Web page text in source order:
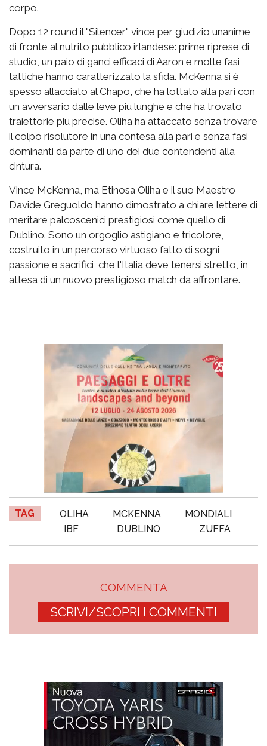
corpo.
Dopo 12 round il "Silencer" vince per giudizio unanime
di fronte al nutrito pubblico irlandese: prime riprese di
studio, un paio di ganci efficaci di Aaron e molte fasi
tattiche hanno caratterizzato la sfida. McKenna si è
spesso allacciato al Chapo, che ha lottato alla pari con
un avversario dalle leve più lunghe e che ha trovato
traiettorie più precise. Oliha ha attaccato senza trovare
il colpo risolutore in una contesa alla pari e senza fasi
dominanti da parte di uno dei due contendenti alla
cintura.
Vince McKenna, ma Etinosa Oliha e il suo Maestro
Davide Greguoldo hanno dimostrato a chiare lettere di
meritare palcoscenici prestigiosi come quello di
Dublino. Sono un orgoglio astigiano e tricolore,
costruito in un percorso virtuoso fatto di sogni,
passione e sacrifici, che l'Italia deve tenersi stretto, in
attesa di un nuovo prestigioso match da affrontare.
TAG OLIHA MCKENNA
MONDIALI
IBF
DUBLINO ZUFFA
COMMENTA
SCRIVI/SCOPRI I COMMENTI